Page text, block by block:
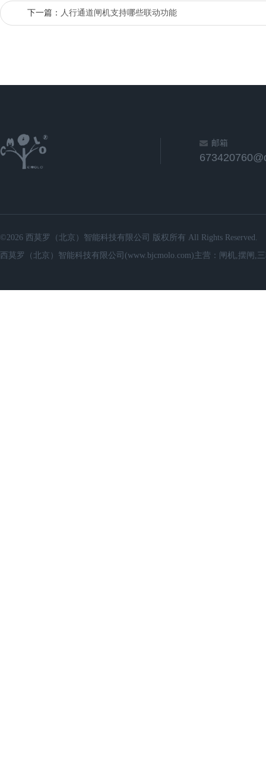
下一篇： 人行通道闸机支持哪些联动功能
邮箱
©2026 西莫罗（北京）智能科技有限公司 版权所有 All Rights Reserved.
西莫罗（北京）智能科技有限公司(www.bjcmolo.com)主营：闸机,摆闸,